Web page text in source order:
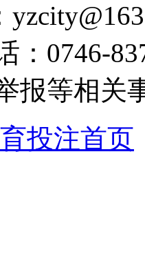
：0746-
报等相关
投注首页